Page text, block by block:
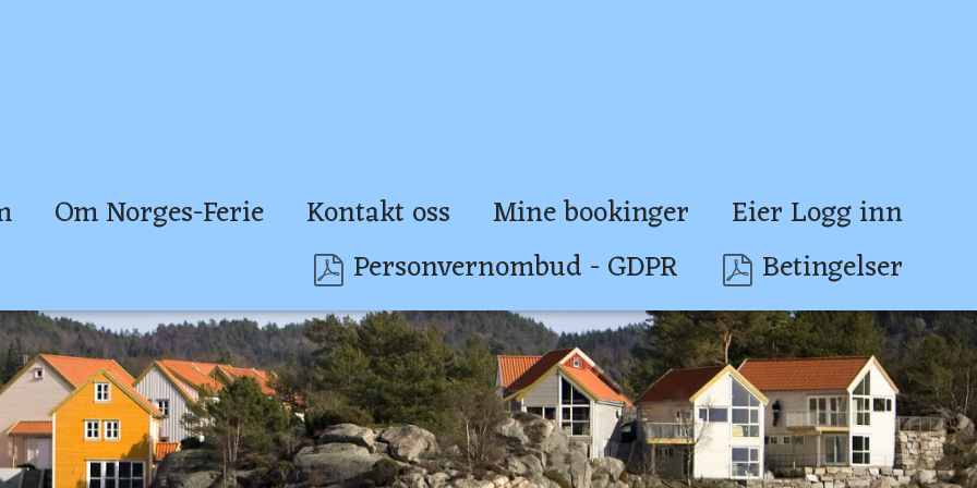
Om Norges-Ferie Kontakt oss Mine bookinger
Eier Logg inn
Personvernombud - GDPR
Betingelser